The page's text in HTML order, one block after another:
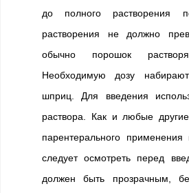
до полного растворения
растворения не должно
обычно порошок
Необходимую дозу
шприц. Для введения
раствора. Как и любые
парентерального применения
следует осмотреть перед
должен быть прозрачным,